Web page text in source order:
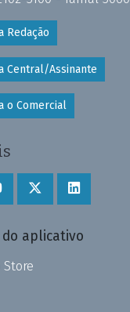
Redação
Central/Assinante
o Comercial
do aplicativo